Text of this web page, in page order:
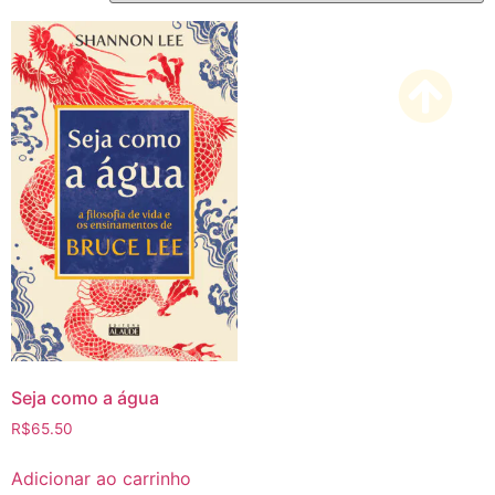
Seja como a água
R$65.50
Adicionar ao carrinho